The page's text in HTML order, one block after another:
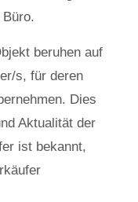
beruhen auf
s, für deren
Dies
Aktualität der
ist bekannt,